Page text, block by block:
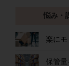
悩み・
楽に
保管